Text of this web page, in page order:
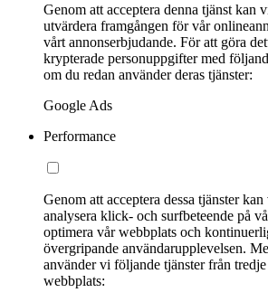
Genom att acceptera denna tjänst kan
utvärdera framgången för vår
vårt annonserbjudande. För att göra
krypterade personuppgifter med
om du redan använder deras tjänster:
Google Ads
Performance
Genom att acceptera dessa tjänster
analysera klick- och surfbeteende på
optimera vår webbplats och
övergripande användarupplevelsen.
använder vi följande tjänster från tredje
webbplats: